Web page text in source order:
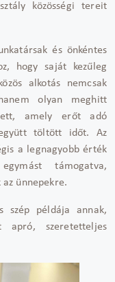
közösségi tereit
és önkéntes
hogy saját kezűleg
alkotás nemcsak
olyan meghitt
amely erőt adó
töltött időt. Az
a legnagyobb érték
ást támogatva,
ünnepekre.
példája annak,
szeretetteljes